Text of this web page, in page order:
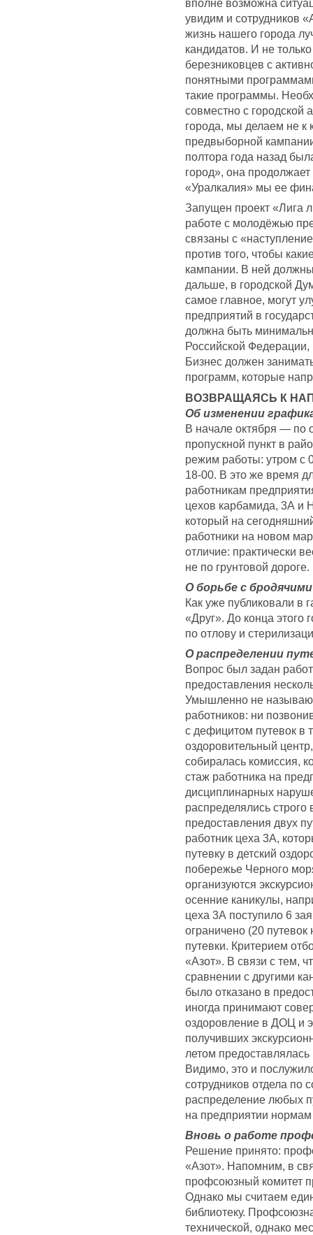
вполне возможна
увидим и сотрудников
жизнь нашего города
кандидатов. И не
березниковцев с
понятными
такие программы.
совместно с городской
города, мы делаем не к
предвыборной
полтора года назад
город», она
«Уралкалия» мы ее
Запущен проект «Лига
работе с молодёжью
связаны с
против того, чтобы
кампании. В ней
дальше, в городской
самое главное, могут
предприятий в
должна быть
Российской
Бизнес должен
программ, которые
ВОЗВРАЩАЯСЬ К
Об изменении
В начале октября — по
пропускной пункт в
режим работы: утром с
18-00. В это же время
работникам
цехов карбамида, 3А и
который на
работники на новом
отличие: практически
не по грунтовой дороге.
О борьбе с
Как уже публиковали в
«Друг». До конца этого
по отлову и
О распределении
Вопрос был задан
предоставления
Умышленно не называю
работников: ни
с дефицитом путевок в
оздоровительный
собиралась комиссия,
стаж работника на
дисциплинарных
распределялись
предоставления двух
работник цеха 3А,
путевку в детский
побережье Черного
организуются
осенние каникулы,
цеха 3А поступило 6
ограничено (20
путевки. Критерием
«Азот». В связи с тем,
сравнении с другими
было отказано в
иногда принимают
оздоровление в ДОЦ и
получивших
летом
Видимо, это и
сотрудников отдела по
распределение любых
на предприятии
Вновь о работе
Решение принято:
«Азот». Напомним, в
профсоюзный комитет
Однако мы считаем
библиотеку.
технической, однако